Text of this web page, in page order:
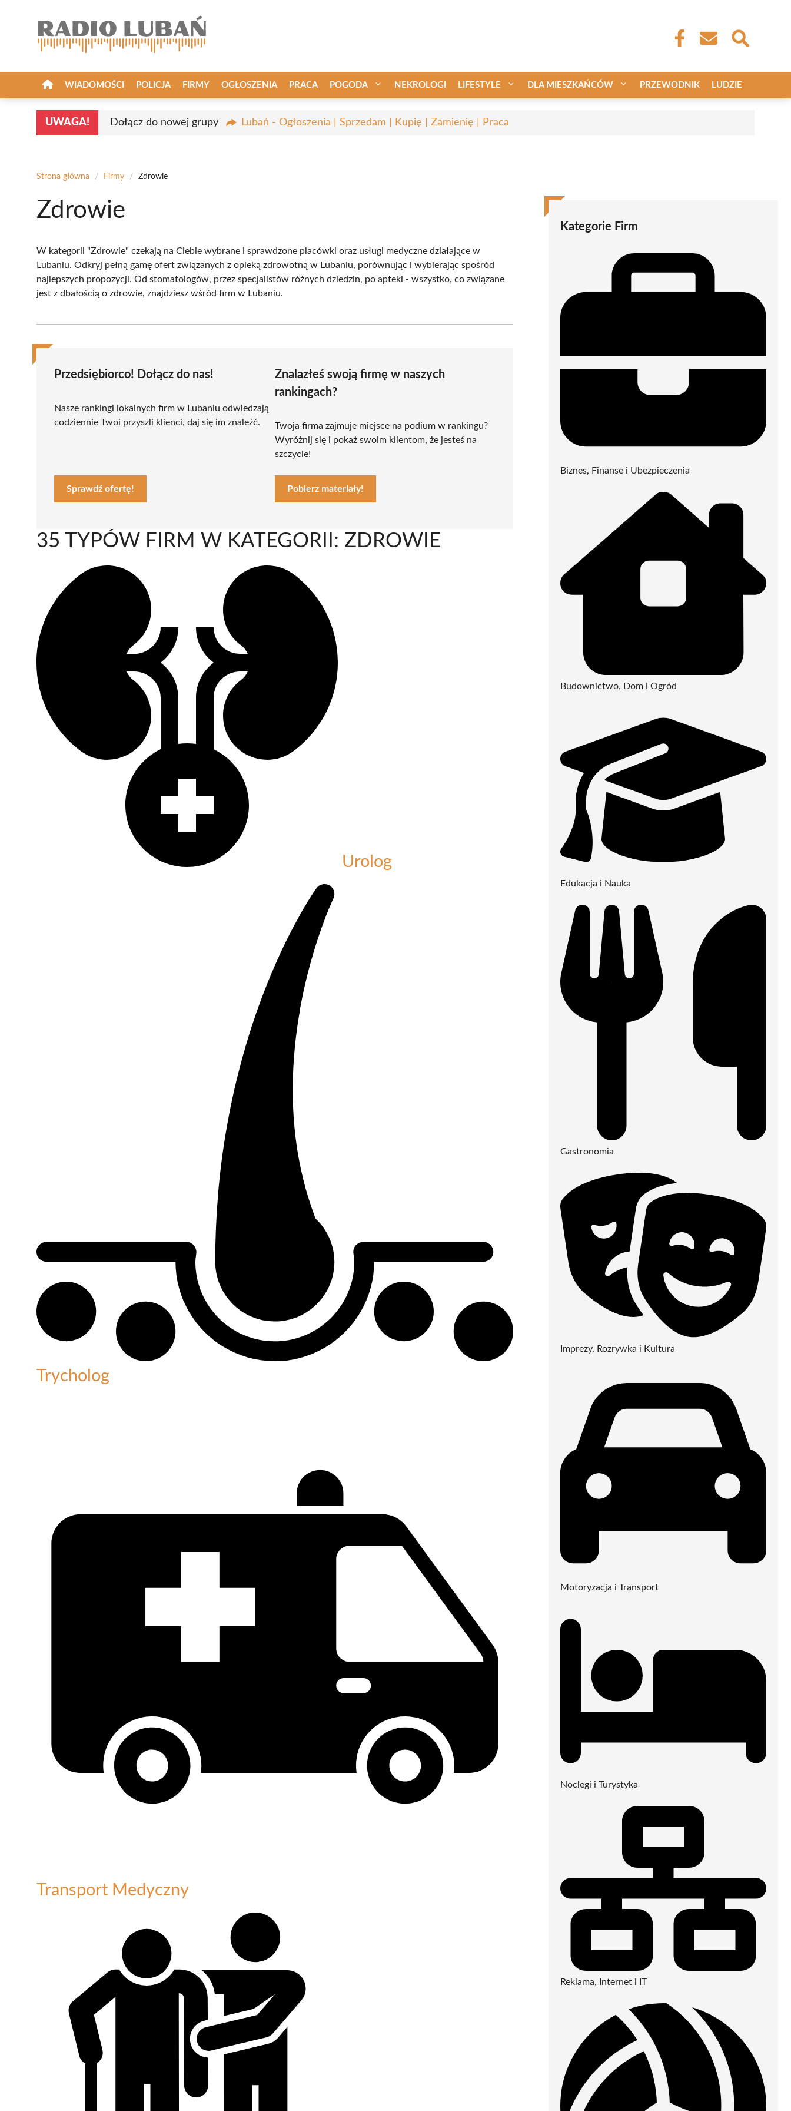
WIADOMOŚCI POLICJA FIRMY OGŁOSZENIA PRACA POGODA NEKROLOGI LIFESTYLE DLA MIESZKAŃCÓW PRZEWODNIK LUDZIE
UWAGA! Dołącz do nowej grupy Lubań - Ogłoszenia | Sprzedam | Kupię | Zamienię | Praca
Strona główna / Firmy / Zdrowie
Zdrowie
W kategorii "Zdrowie" czekają na Ciebie wybrane i sprawdzone placówki oraz usługi medyczne działające w
Lubaniu. Odkryj pełną gamę ofert związanych z opieką zdrowotną w Lubaniu, porównując i wybierając spośród
najlepszych propozycji. Od stomatologów, przez specjalistów różnych dziedzin, po apteki - wszystko, co związane
jest z dbałością o zdrowie, znajdziesz wśród firm w Lubaniu.
Przedsiębiorco! Dołącz do nas!
Nasze rankingi lokalnych firm w Lubaniu odwiedzają
codziennie Twoi przyszli klienci, daj się im znaleźć.
Sprawdź ofertę!
Znalazłeś swoją firmę w naszych
rankingach?
Twoja firma zajmuje miejsce na podium w rankingu?
Wyróżnij się i pokaż swoim klientom, że jesteś na
szczycie!
Pobierz materiały!
35 TYPÓW FIRM W KATEGORII: ZDROWIE
Urolog
Trycholog
Transport Medyczny
Kategorie Firm
Biznes, Finanse i Ubezpieczenia
Budownictwo, Dom i Ogród
Edukacja i Nauka
Gastronomia
Imprezy, Rozrywka i Kultura
Motoryzacja i Transport
Noclegi i Turystyka
Reklama, Internet i IT